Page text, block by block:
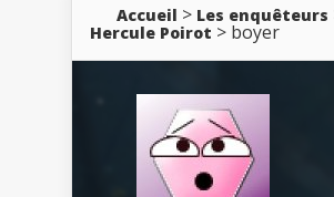
Accueil > Les enquêteurs
Hercule Poirot > boyer